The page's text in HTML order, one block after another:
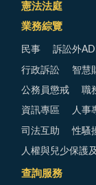
憲法法庭
業務綜覽
民事 訴訟外
行政訴訟 智慧
公務員懲戒 職
資訊專區 人事
司法互助 性騷
人權與兒少保護
查詢服務